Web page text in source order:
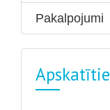
Pakalpojumi
Apskatītie